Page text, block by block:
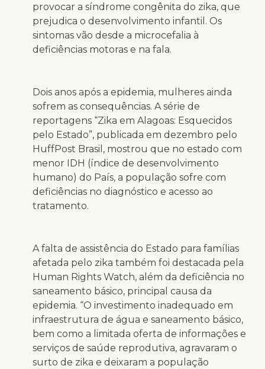
provocar a síndrome congênita do zika, que
prejudica o desenvolvimento infantil. Os
sintomas vão desde a microcefalia à
deficiências motoras e na fala.
Dois anos após a epidemia, mulheres ainda
sofrem as consequências. A série de
reportagens “Zika em Alagoas: Esquecidos
pelo Estado”, publicada em dezembro pelo
HuffPost Brasil, mostrou que no estado com
menor IDH (índice de desenvolvimento
humano) do País, a população sofre com
deficiências no diagnóstico e acesso ao
tratamento.
A falta de assistência do Estado para famílias
afetada pelo zika também foi destacada pela
Human Rights Watch, além da deficiência no
saneamento básico, principal causa da
epidemia. “O investimento inadequado em
infraestrutura de água e saneamento básico,
bem como a limitada oferta de informações e
serviços de saúde reprodutiva, agravaram o
surto de zika e deixaram a população